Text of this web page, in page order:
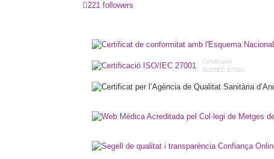
221 followers
Certificació
ISO/IEC 27001